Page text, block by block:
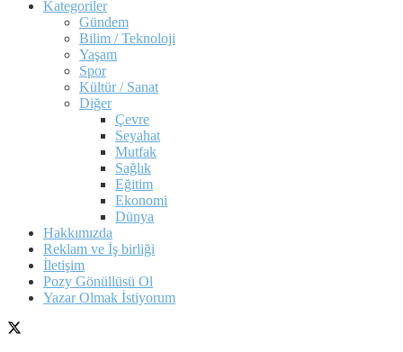
Kategoriler
Gündem
Bilim / Teknoloji
Yaşam
Spor
Kültür / Sanat
Diğer
Çevre
Seyahat
Mutfak
Sağlık
Eğitim
Ekonomi
Dünya
Hakkımızda
Reklam ve İş birliği
İletişim
Pozy Gönüllüsü Ol
Yazar Olmak İstiyorum